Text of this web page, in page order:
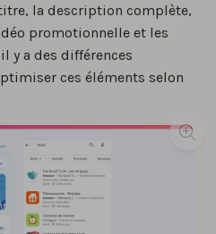
la description complète,
promotionnelle et les
y a des différences
ces éléments selon